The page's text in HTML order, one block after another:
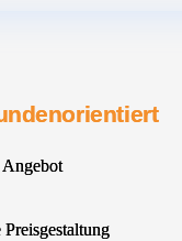
Preisgestaltung